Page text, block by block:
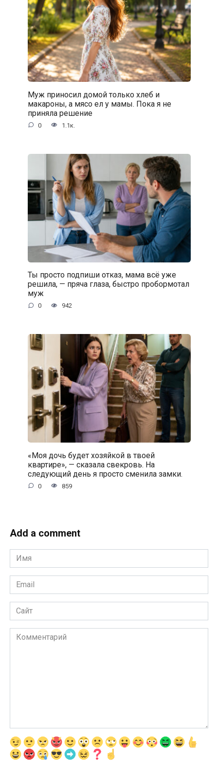
Муж приносил домой только хлеб и
макароны, а мясо ел у мамы. Пока я не
приняла решение
0 1.1к.
Ты просто подпиши отказ, мама всё уже
решила, — пряча глаза, быстро пробормотал
муж
0 942
«Моя дочь будет хозяйкой в твоей
квартире», — сказала свекровь. На
следующий день я просто сменила замки.
0 859
Add a comment
Имя
*
Email
*
Сайт
Комментарий